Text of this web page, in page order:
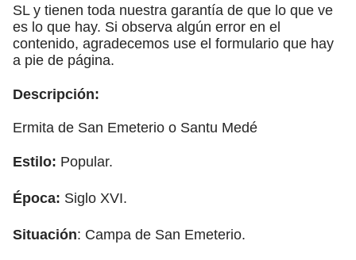
SL y tienen toda nuestra garantía de que lo que ve
es lo que hay. Si observa algún error en el
contenido, agradecemos use el formulario que hay
a pie de página.
Descripción:
Ermita de San Emeterio o Santu Medé
Estilo: Popular.
Época: Siglo XVI.
Situación: Campa de San Emeterio.